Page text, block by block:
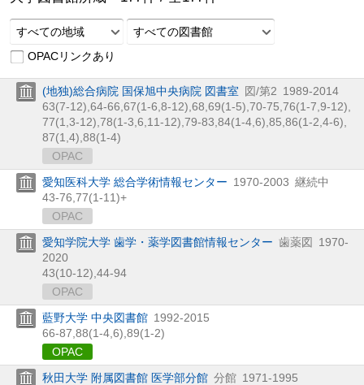
すべての地域
すべての図書館
OPACリンクあり
(地独)総合病院 国保旭中央病院 図書室 図/第2 1989-2014
63(7-12), 64-66, 67(1-6, 8-12), 68, 69(1-5), 70-75, 76(1-7, 9-12),
77(1, 3-12), 78(1-3, 6, 11-12), 79-83, 84(1-4, 6), 85, 86(1-2, 4-6),
87(1, 4), 88(1-4)
OPAC
愛知医科大学 総合学術情報センター 1970-2003 継続中
43-76, 77(1-11)+
OPAC
愛知学院大学 歯学・薬学図書館情報センター 歯薬図 1970-
2020
43(10-12), 44-94
OPAC
藍野大学 中央図書館 1992-2015
66-87, 88(1-4, 6), 89(1-2)
OPAC
秋田大学 附属図書館 医学部分館 分館 1971-1995